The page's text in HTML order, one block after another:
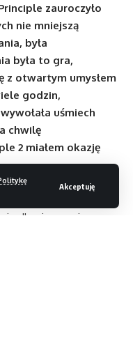
Akceptuję
zauroczyło
nie mniejszą
była
była to gra,
z otwartym umysłem
godzin,
uśmiech
chwilę
2 miałem okazję
odą do ludzkości.
uniwersum?
dla pierwszej gry